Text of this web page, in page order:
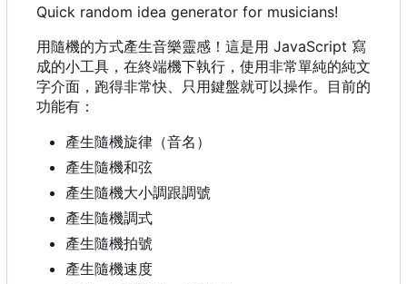
Quick random idea generator for musicians!
用隨機的方式產生音樂靈感！這是用 JavaScript 寫
成的小工具，在終端機下執行，使用非常單純的純文
字介面，跑得非常快、只用鍵盤就可以操作。目前的
功能有：
產生隨機旋律（音名）
產生隨機和弦
產生隨機大小調跟調號
產生隨機調式
產生隨機拍號
產生隨機速度